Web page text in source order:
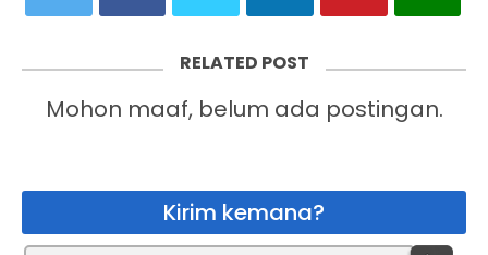
RELATED POST
Mohon maaf, belum ada postingan.
Kirim kemana?